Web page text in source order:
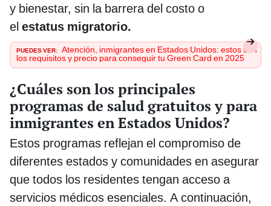
y bienestar, sin la barrera del costo o
el estatus migratorio.
PUEDES VER: Atención, inmigrantes en Estados Unidos: estos son
los requisitos y precio para conseguir tu Green Card en 2025
¿Cuáles son los principales
programas de salud gratuitos y para
inmigrantes en Estados Unidos?
Estos programas reflejan el compromiso de
diferentes estados y comunidades en asegurar
que todos los residentes tengan acceso a
servicios médicos esenciales. A continuación,